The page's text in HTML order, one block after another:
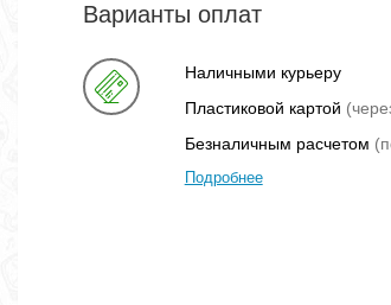
Варианты оплат
Наличными курьеру
Пластиковой картой
Безналичным расчетом
Подробнее